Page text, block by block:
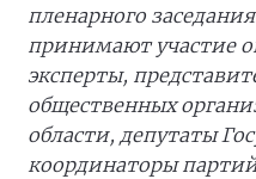
пленарного
принимают участие
эксперты,
общественных
области, депутаты
координаторы